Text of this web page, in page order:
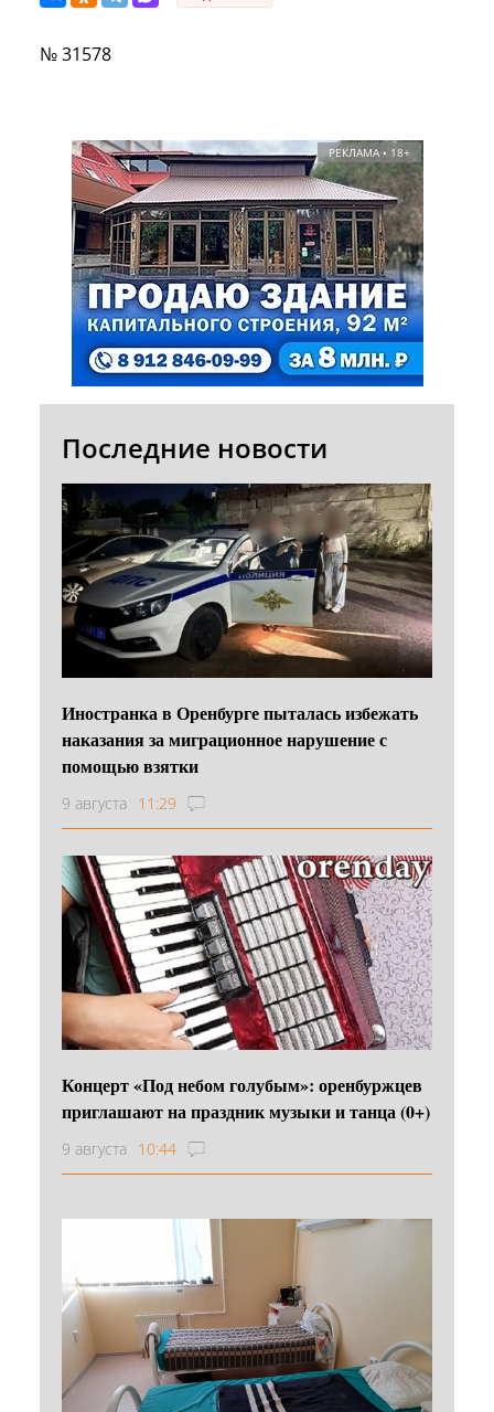
№ 31578
РЕКЛАМА • 18+
Последние новости
Иностранка в Оренбурге пыталась избежать
наказания за миграционное нарушение с
помощью взятки
9 августа 11:29
Концерт «Под небом голубым»: оренбуржцев
приглашают на праздник музыки и танца (0+)
9 августа 10:44